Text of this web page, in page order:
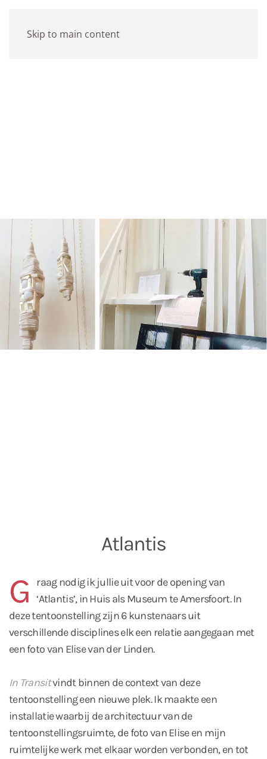
Skip to main content
Atlantis
G
raag nodig ik jullie uit voor de opening van
‘Atlantis’, in Huis als Museum te Amersfoort. In
deze tentoonstelling zijn 6 kunstenaars uit
verschillende disciplines elk een relatie aangegaan met
een foto van Elise van der Linden.
In Transitvindt binnen de context van deze
tentoonstelling een nieuwe plek. Ik maakte een
installatie waarbij de architectuur van de
tentoonstellingsruimte, de foto van Elise en mijn
ruimtelijke werk met elkaar worden verbonden, en tot